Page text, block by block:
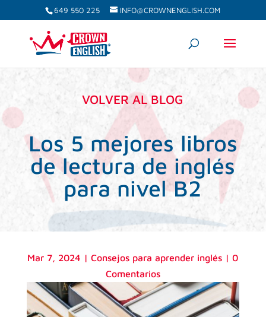
649 550 225 INFO@CROWNENGLISH.COM
VOLVER AL BLOG
Los 5 mejores libros
de lectura de inglés
para nivel B2
Mar 7, 2024 |Consejos para aprender inglés |0
Comentarios